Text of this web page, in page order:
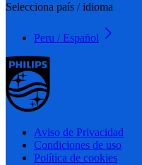
Selecciona país / idioma
Peru / Español
Aviso de Privacidad
Condiciones de uso
Política de cookies